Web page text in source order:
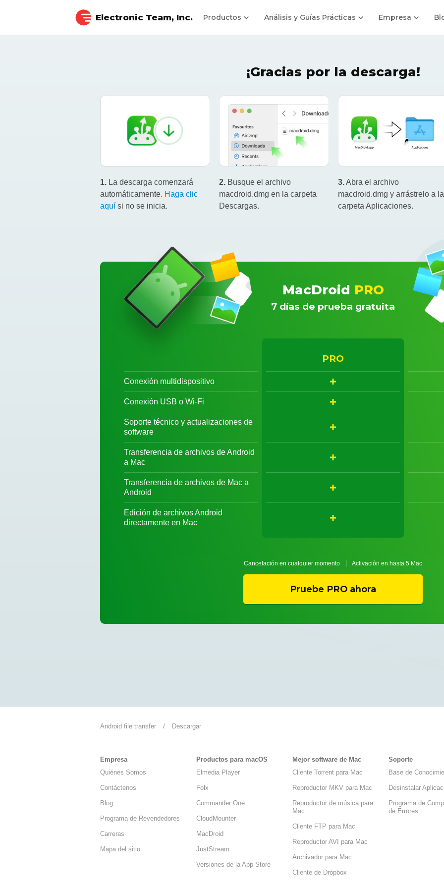
Electronic Team, Inc. Productos Análisis y Guías Prácticas Empresa
¡Gracias por la descarga!
1. La descarga comenzará
automáticamente. Haga clic
aquí si no se inicia.
2. Busque el archivo
macdroid.dmg en la carpeta
Descargas.
3.Abra el archivo
macdroid.dmg y arrástrelo a la
carpeta Aplicaciones.
MacDroid PRO
7 días de prueba gratuita
PRO
Conexión multidispositivo
Conexión USB o Wi-Fi
Soporte técnico y actualizaciones de
software
Transferencia de archivos de Android
a Mac
Transferencia de archivos de Mac a
Android
Edición de archivos Android
directamente en Mac
Cancelación en cualquier momento Activación en hasta 5 Mac
Pruebe PRO ahora
Android file transfer / Descargar
Empresa
Quiénes Somos
Contáctenos
Blog
Programa de Revendedores
Carreras
Mapa del sitio
Productos para macOS
Elmedia Player
Folx
Commander One
CloudMounter
MacDroid
JustStream
Versiones de la App Store
Mejor software de Mac
Cliente Torrent para Mac
Reproductor MKV para Mac
Reproductor de música para
Mac
Cliente FTP para Mac
Reproductor AVI para Mac
Archivador para Mac
Cliente de Dropbox
Soporte
Base de
Desinstalar
Programa de
de Errores